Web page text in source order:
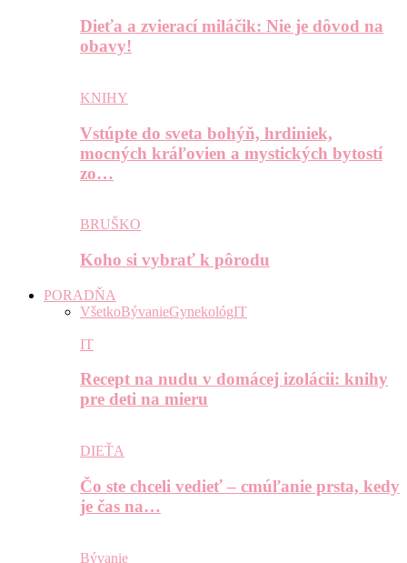
Dieťa a zvierací miláčik: Nie je dôvod na
obavy!
KNIHY
Vstúpte do sveta bohýň, hrdiniek,
mocných kráľovien a mystických bytostí
zo…
BRUŠKO
Koho si vybrať k pôrodu
PORADŇA
VšetkoBývanieGynekológIT
IT
Recept na nudu v domácej izolácii: knihy
pre deti na mieru
DIEŤA
Čo ste chceli vedieť – cmúľanie prsta, kedy
je čas na…
Bývanie